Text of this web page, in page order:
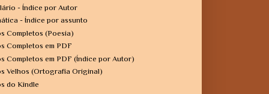
- Índice por Autor
- Índice por assunto
Completos (Poesia)
Completos em PDF
Completos em PDF (Índice por Autor)
Velhos (Ortografia Original)
do Kindle